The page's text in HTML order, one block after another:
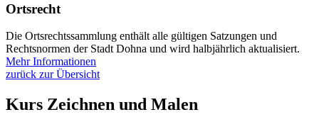
Ortsrecht
Die Ortsrechtssammlung enthält alle gültigen Satzungen und
Rechtsnormen der Stadt Dohna und wird halbjährlich aktualisiert.
Mehr Informationen
zurück zur Übersicht
Kurs Zeichnen und Malen